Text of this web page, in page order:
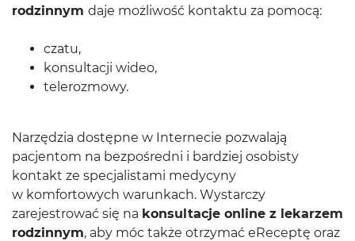
rodzinnym daje możliwość kontaktu za pomocą:
czatu,
konsultacji wideo,
telerozmowy.
Narzędzia dostępne w Internecie pozwalają
pacjentom na bezpośredni i bardziej osobisty
kontakt ze specjalistami medycyny
w komfortowych warunkach. Wystarczy
zarejestrować się na konsultacje online z lekarzem
rodzinnym, aby móc także otrzymać eReceptę oraz